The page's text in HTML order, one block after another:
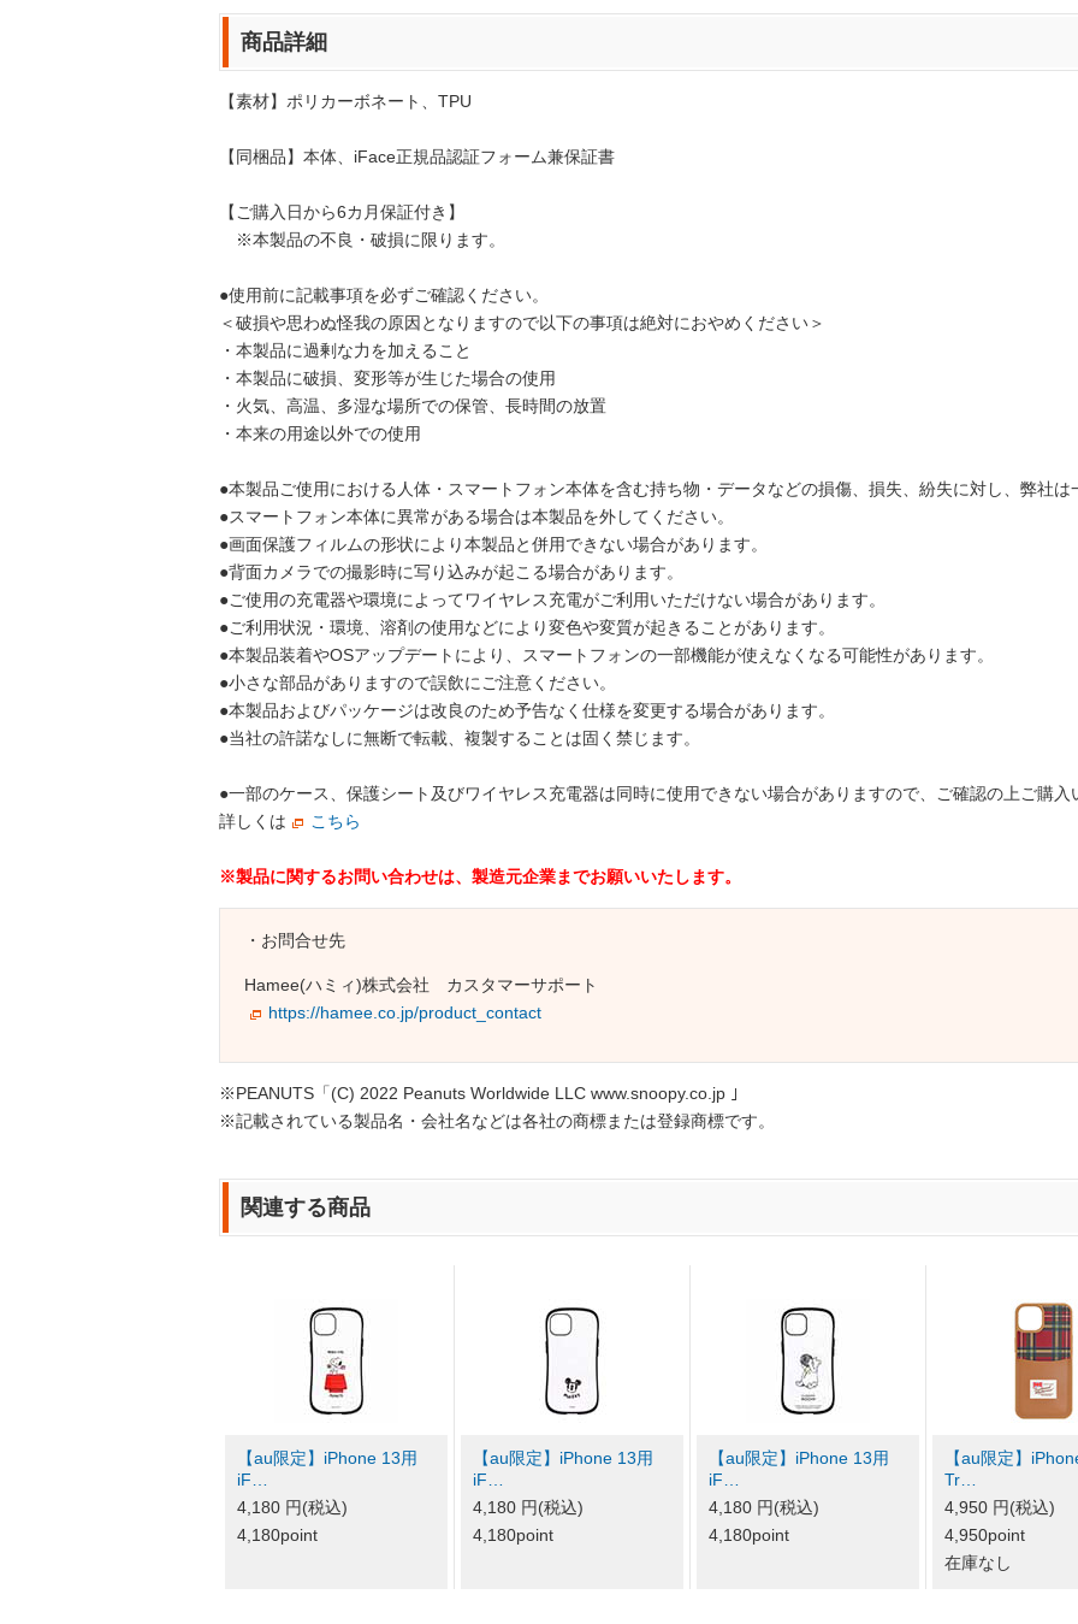
商品詳細
【素材】ポリカーボネート、TPU
【同梱品】本体、iFace正規品認証フォーム兼保証書
【ご購入日から6カ月保証付き】
※本製品の不良・破損に限ります。
●使用前に記載事項を必ずご確認ください。
＜破損や思わぬ怪我の原因となりますので以下の事項は絶対におやめください＞
・本製品に過剰な力を加えること
・本製品に破損、変形等が生じた場合の使用
・火気、高温、多湿な場所での保管、長時間の放置
・本来の用途以外での使用
●本製品ご使用における人体・スマートフォン本体を含む持ち物・データなどの損傷、損失、紛失に対し、弊社は
●スマートフォン本体に異常がある場合は本製品を外してください。
●画面保護フィルムの形状により本製品と併用できない場合があります。
●背面カメラでの撮影時に写り込みが起こる場合があります。
●ご使用の充電器や環境によってワイヤレス充電がご利用いただけない場合があります。
●ご利用状況・環境、溶剤の使用などにより変色や変質が起きることがあります。
●本製品装着やOSアップデートにより、スマートフォンの一部機能が使えなくなる可能性があります。
●小さな部品がありますので誤飲にご注意ください。
●本製品およびパッケージは改良のため予告なく仕様を変更する場合があります。
●当社の許諾なしに無断で転載、複製することは固く禁じます。
●一部のケース、保護シート及びワイヤレス充電器は同時に使用できない場合がありますので、ご確認の上ご購入
詳しくは
こちら
※製品に関するお問い合わせは、製造元企業までお願いいたします。
・お問合せ先
Hamee(ハミィ)株式会社 カスタマーサポート
https://hamee.co.jp/product_contact
※PEANUTS「(C) 2022 Peanuts Worldwide LLC www.snoopy.co.jp ｣
※記載されている製品名・会社名などは各社の商標または登録商標です。
関連する商品
【au限定】iPhone 13用
iF…
4,180 円(税込)
4,180point
【au限定】iPhone 13用
iF…
4,180 円(税込)
4,180point
【au限定】iPhone 13用
iF…
4,180 円(税込)
4,180point
【au限定】
Tr…
4,950 円(税込)
4,950point
在庫なし